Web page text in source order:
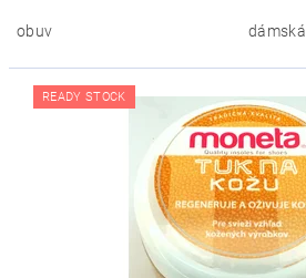
obuv dámská
READY STOCK